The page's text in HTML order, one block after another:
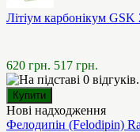
Літіум карбонікум GSK
620 грн. 517 грн.
Нові надходження
Фелодипін (Felodipin)